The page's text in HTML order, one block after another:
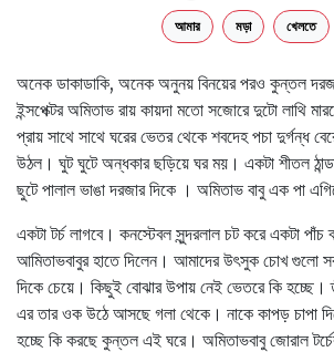
আমার মড়া খেলতে
অনেক ডাকাডাকি, অনেক অনুনয় বিনয়ের পরও কুন্তল
ইন্সপেক্টর অমিতাভ রায় কায়দা মতো সজোরে দুটো লাথি
প্রায় সাথে সাথে ঘরের ভেতর থেকে শবদেহ পচা দুর্গন্ধ
উঠল। ঘুট ঘুটে অন্ধকার ছড়িয়ে ঘর ময়। একটা শীতল
ছুটে পালাল ভাঙা দরজার দিকে । অমিতাভ বাবু এক পা
একটা টর্চ লাগবে। কনস্টেবল সুন্দরলাল চট করে একটা পাঁচ
আমিতাভবাবুর হাতে দিলেন। আমাদের উৎসুক চোখ গুলো
দিকে চেয়ে। কিছুই বোঝার উপায় নেই ভেতরে কি হচ্ছে।
এর তার ওক উঠে আসছে গলা থেকে। নাকে কাপড় চাপা
হচ্ছে কি করছে কুন্তল এই ঘরে। অমিতাভবাবু জোরাল